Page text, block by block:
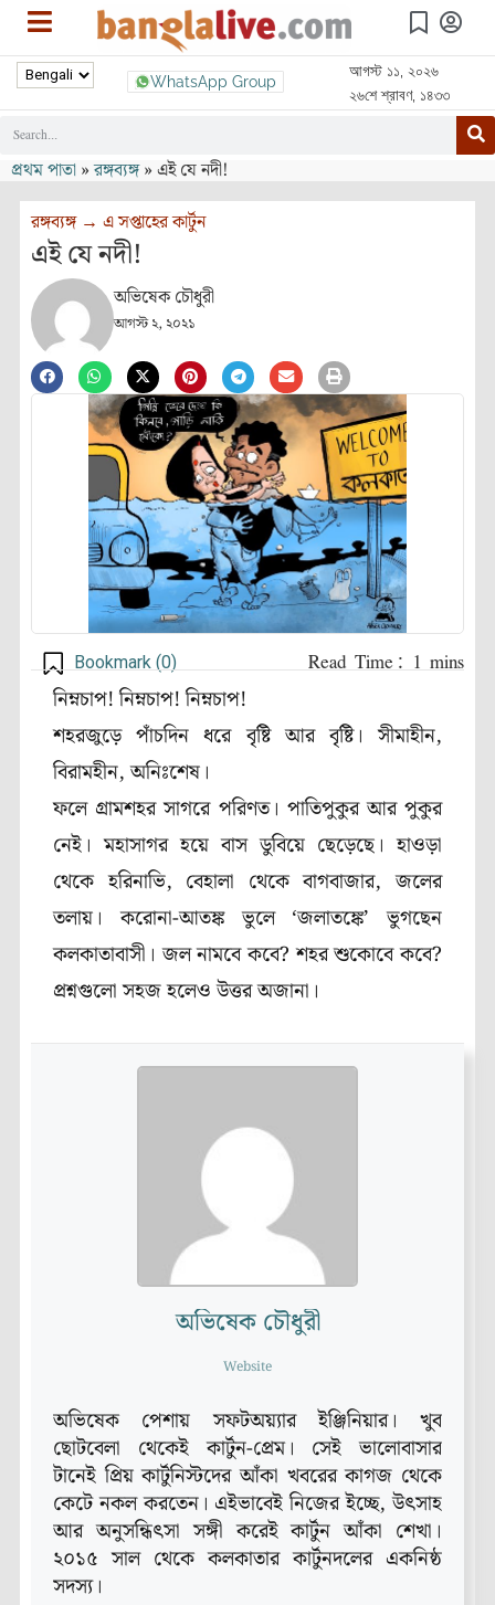
WhatsApp Group
আগস্ট ১১, ২০২৬
২৬শে শ্রাবণ, ১৪৩৩
প্রথম পাতা »রঙ্গব্যঙ্গ»এই যে নদী!
রঙ্গব্যঙ্গ→ এ সপ্তাহের কার্টুন
এই যে নদী!
অভিষেক চৌধুরী
আগস্ট ২, ২০২১
Bookmark (0)
নিম্নচাপ! নিম্নচাপ! নিম্নচাপ!
শহরজুড়ে পাঁচদিন ধরে বৃষ্টি আর বৃষ্টি। সীমাহীন,
বিরামহীন, অনিঃশেষ।
ফলে গ্রামশহর সাগরে পরিণত। পাতিপুকুর আর পুকুর
নেই। মহাসাগর হয়ে বাস ডুবিয়ে ছেড়েছে। হাওড়া
থেকে হরিনাভি, বেহালা থেকে বাগবাজার, জলের
তলায়। করোনা-আতঙ্ক ভুলে ‘জলাতঙ্কে’ ভুগছেন
কলকাতাবাসী। জল নামবে কবে? শহর শুকোবে কবে?
প্রশ্নগুলো সহজ হলেও উত্তর অজানা।
অভিষেক চৌধুরী
Website
অভিষেক পেশায় সফটঅয়্যার ইঞ্জিনিয়ার। খুব
ছোটবেলা থেকেই কার্টুন-প্রেম। সেই ভালোবাসার
টানেই প্রিয় কার্টুনিস্টদের আঁকা খবরের কাগজ থেকে
কেটে নকল করতেন। এইভাবেই নিজের ইচ্ছে, উৎসাহ
আর অনুসন্ধিৎসা সঙ্গী করেই কার্টুন আঁকা শেখা।
২০১৫ সাল থেকে কলকাতার কার্টুনদলের একনিষ্ঠ
সদস্য।